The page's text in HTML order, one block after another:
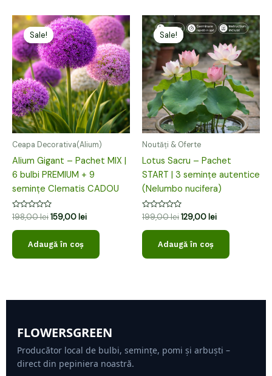
Sale!
Sale!
Ceapa Decorativa(Alium)
Alium Gigant – Pachet MIX |
6 bulbi PREMIUM + 9
semințe Clematis CADOU
Evaluat
la
0
din
198,00lei
Prețul
inițial
a
fost:
198,00 lei.
159,00 lei
Prețul
curent
este:
159,00 lei.
Adaugă în coș
Sale!
Sale!
Noutăți & Oferte
Lotus Sacru – Pachet
START | 3 semințe autentice
(Nelumbo nucifera)
Evaluat
la
0
din
199,00lei
Prețul
inițial
a
fost:
199,00 lei.
129,00 lei
Prețul
curent
este:
129,00 lei.
Adaugă în coș
FLOWERSGREEN
Producător local de bulbi, semințe, pomi și arbuști –
direct din pepiniera noastră.